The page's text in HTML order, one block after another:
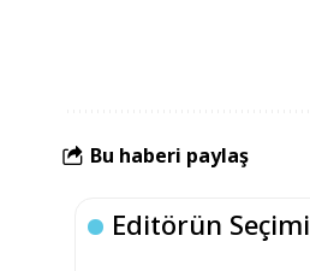
Bu haberi paylaş
Editörün Seçimi